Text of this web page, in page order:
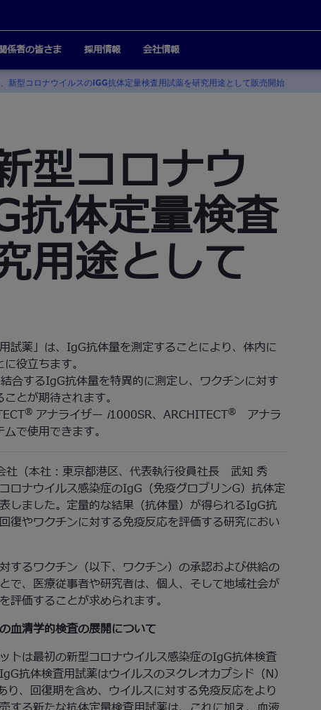
係者の皆さま 採用情報 会社情報
新型コロナウイルスのIGG抗体定量検査用試薬を研究用途として販売開始
型コロナウ
抗体定量検査
用途として
試薬」は、IgG抗体量を測定することにより、体内に
役立ちます。
合するIgG抗体量を特異的に測定し、ワクチンに対す
とが期待されます。
® アナライザー i1000SR、ARCHITECT®
アナラ
で使用できます。
（本社：東京都港区、代表執行役員社長 武知 秀
ロナウイルス感染症のIgG（免疫グロブリンG）抗体定
しました。定量的な結果（抗体量）が得られるIgG抗
復やワクチンに対する免疫反応を評価する研究におい
するワクチン（以下、ワクチン）の承認および供給の
で、医療従事者や研究者は、個人、そして地域社会が
評価することが求められます。
血清学的検査の展開について
トは最初の新型コロナウイルス感染症のIgG抗体検査
抗体検査用試薬はウイルスのヌクレオカプシド（N）
、回復期を含め、ウイルスに対する免疫反応をより